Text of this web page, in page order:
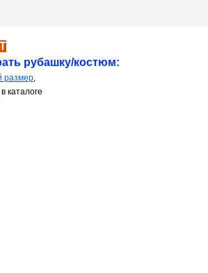
рубашку/костюм:
размер,